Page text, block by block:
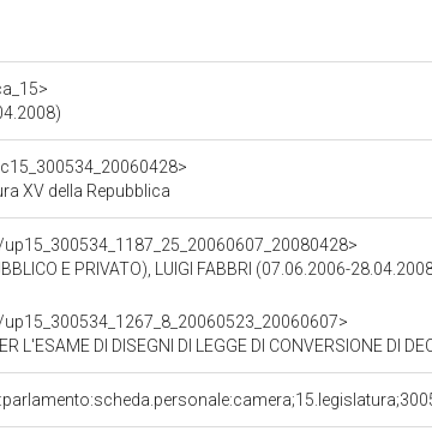
XV della Repubblica
E PRIVATO), LUIGI FABBRI (07.06.2006-
L'ESAME DI DISEGNI DI LEGGE DI CONVERSIONE DI